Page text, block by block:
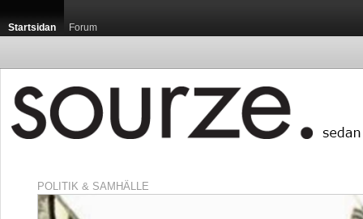
Startsidan Forum
POLITIK & SAMHÄLLE